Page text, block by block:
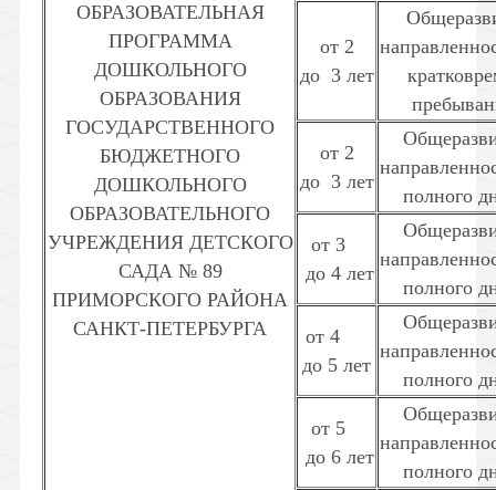
ОБРАЗОВАТЕЛЬНАЯ
ПРОГРАММА
ДОШКОЛЬНОГО
ОБРАЗОВАНИЯ
ГОСУДАРСТВЕННОГО
БЮДЖЕТНОГО
ДОШКОЛЬНОГО
ОБРАЗОВАТЕЛЬНОГО
УЧРЕЖДЕНИЯ ДЕТСКОГО
САДА № 89
ПРИМОРСКОГО РАЙОНА
САНКТ-ПЕТЕРБУРГА
от 2
до 3 лет
от 2
до 3 лет
полного
от 3
до 4 лет
полного
от 4
до 5 лет
полного
от 5
до 6 лет
полного